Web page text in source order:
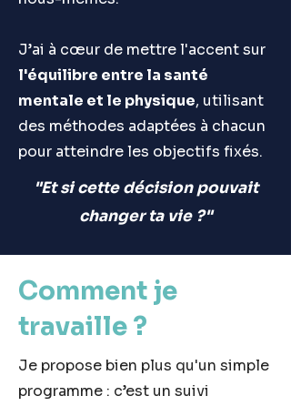
J’ai à cœur de mettre l'accent sur
l'équilibre entre la santé
mentale et le physique, utilisant
des méthodes adaptées à chacun
pour atteindre les objectifs fixés.
"Et si cette décision pouvait
changer ta vie ?"
Comment je
travaille ?
Je propose bien plus qu'un simple
programme : c’est un suivi